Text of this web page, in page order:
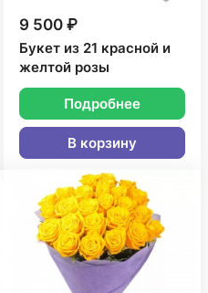
9 500 ₽
Букет из 21 красной и
желтой розы
Подробнее
В корзину